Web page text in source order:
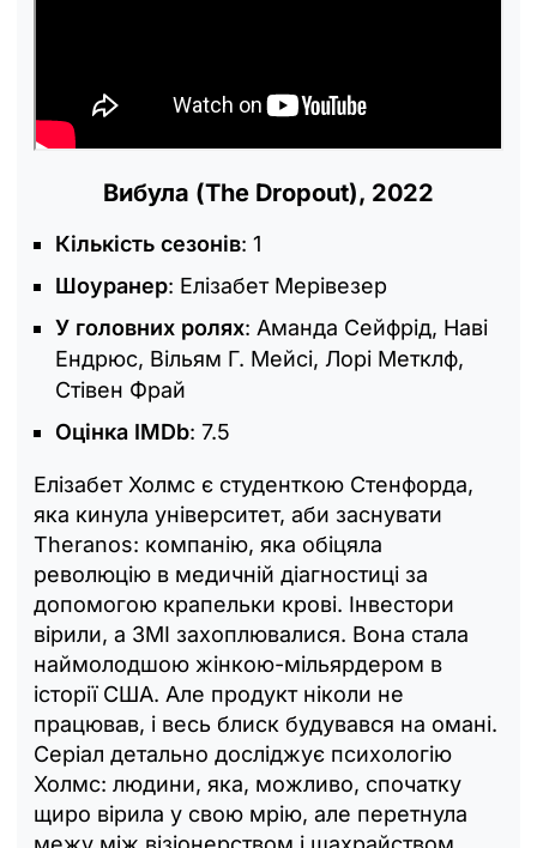
Вибула (The Dropout), 2022
Кількість сезонів: 1
Шоуранер: Елізабет Мерівезер
У головних ролях: Аманда Сейфрід, Наві
Ендрюс, Вільям Г. Мейсі, Лорі Метклф,
Стівен Фрай
Оцінка IMDb: 7.5
Елізабет Холмс є студенткою Стенфорда,
яка кинула університет, аби заснувати
Theranos: компанію, яка обіцяла
революцію в медичній діагностиці за
допомогою крапельки крові. Інвестори
вірили, а ЗМІ захоплювалися. Вона стала
наймолодшою жінкою-мільярдером в
історії США. Але продукт ніколи не
працював, і весь блиск будувався на омані.
Серіал детально досліджує психологію
Холмс: людини, яка, можливо, спочатку
щиро вірила у свою мрію, але перетнула